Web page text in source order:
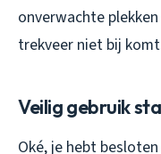
onverwachte
trekveer niet bij
Veilig gebruik
Oké, je hebt